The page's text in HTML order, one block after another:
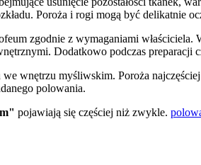
Poroża i rogi mogą być delikatnie
zgodnie z wymaganiami
Dodatkowo podczas
wnętrzu myśliwskim. Poroża
polowania.
pojawiają się częściej niż zwykle.